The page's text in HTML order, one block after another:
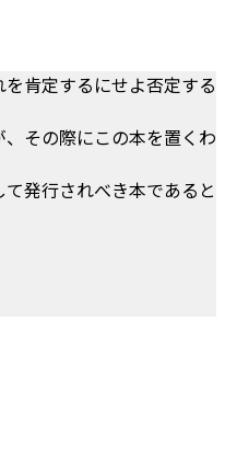
肯定するにせよ否定する
その際にこの本を置くわ
発行されべき本であると